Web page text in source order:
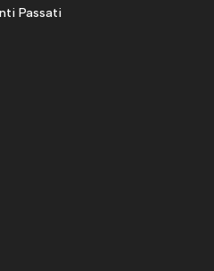
Passati